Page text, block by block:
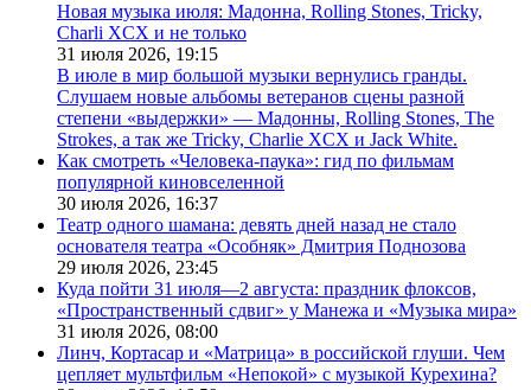
Новая музыка июля: Мадонна, Rolling Stones, Tricky,
Charli XCX и не только
31 июля 2026, 19:15
В июле в мир большой музыки вернулись гранды.
Слушаем новые альбомы ветеранов сцены разной
степени «выдержки» — Мадонны, Rolling Stones, The
Strokes, а так же Tricky, Charlie XCX и Jack White.
Как смотреть «Человека-паука»: гид по фильмам
популярной киновселенной
30 июля 2026, 16:37
Театр одного шамана: девять дней назад не стало
основателя театра «Особняк» Дмитрия Поднозова
29 июля 2026, 23:45
Куда пойти 31 июля—2 августа: праздник флоксов,
«Пространственный сдвиг» у Манежа и «Музыка мира»
31 июля 2026, 08:00
Линч, Кортасар и «Матрица» в российской глуши. Чем
цепляет мультфильм «Непокой» с музыкой Курехина?